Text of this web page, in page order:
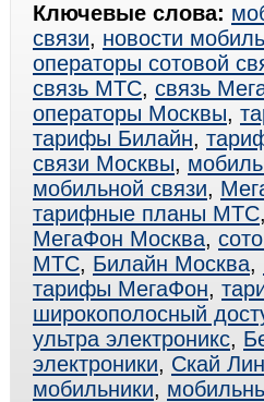
Ключевые слова:
связи, новости
операторы сотовой
связь МТС, связь
операторы Москвы,
тарифы Билайн,
связи Москвы,
мобильной связи,
тарифные планы МТС
МегаФон Москва,
МТС, Билайн Москва,
тарифы МегаФон,
широкополосный
ультра электроникс,
электроники, Скай
мобильники,